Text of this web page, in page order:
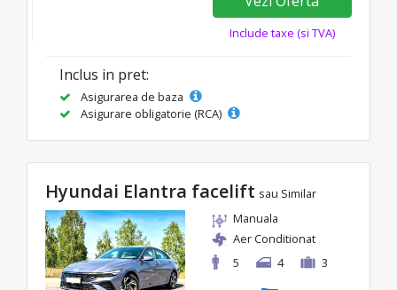
Include taxe (si TVA)
Inclus in pret:
Asigurarea de baza
Asigurare obligatorie (RCA)
Hyundai Elantra facelift sau Similar
Manuala
Aer Conditionat
5
4 3